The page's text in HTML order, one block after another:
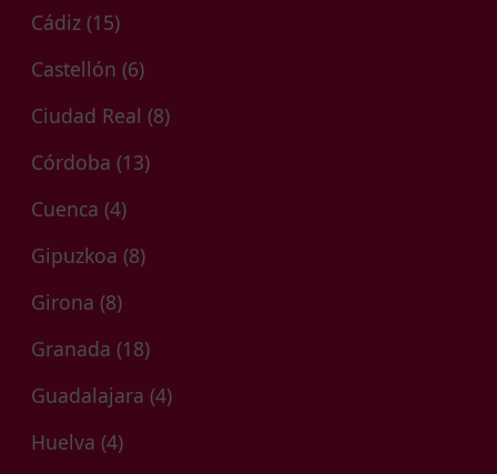
Cádiz (15)
Castellón (6)
Ciudad Real (8)
Córdoba (13)
Cuenca (4)
Gipuzkoa (8)
Girona (8)
Granada (18)
Guadalajara (4)
Huelva (4)